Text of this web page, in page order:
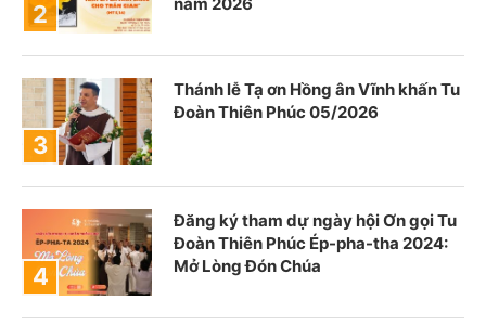
Thánh lễ Tạ ơn Hồng ân Vĩnh khấn Tu
Đoàn Thiên Phúc 05/2026
Đăng ký tham dự ngày hội Ơn gọi Tu
Đoàn Thiên Phúc Ép-pha-tha 2024:
Mở Lòng Đón Chúa